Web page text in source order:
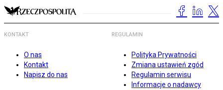
KONTAKT
O nas
Kontakt
Napisz do nas
REGULAMIN
Polityka Prywatności
Zmiana ustawień zgód
Regulamin serwisu
Informacje o nadawcy